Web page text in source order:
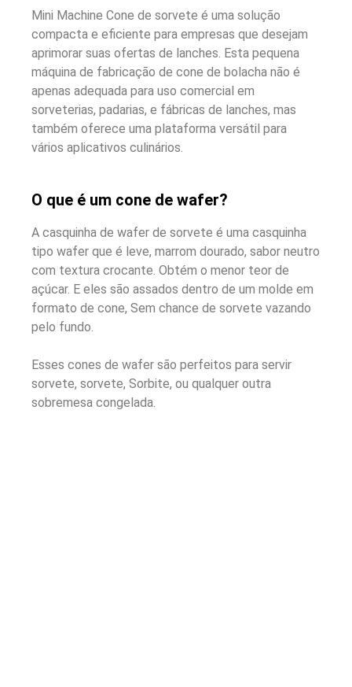
Mini Machine Cone de sorvete é uma solução
compacta e eficiente para empresas que desejam
aprimorar suas ofertas de lanches. Esta pequena
máquina de fabricação de cone de bolacha não é
apenas adequada para uso comercial em
sorveterias, padarias, e fábricas de lanches, mas
também oferece uma plataforma versátil para
vários aplicativos culinários.
O que é um cone de wafer?
A casquinha de wafer de sorvete é uma casquinha
tipo wafer que é leve, marrom dourado, sabor neutro
com textura crocante. Obtém o menor teor de
açúcar. E eles são assados ​​​​dentro de um molde em
formato de cone, Sem chance de sorvete vazando
pelo fundo.
Esses cones de wafer são perfeitos para servir
sorvete, sorvete, Sorbite, ou qualquer outra
sobremesa congelada.